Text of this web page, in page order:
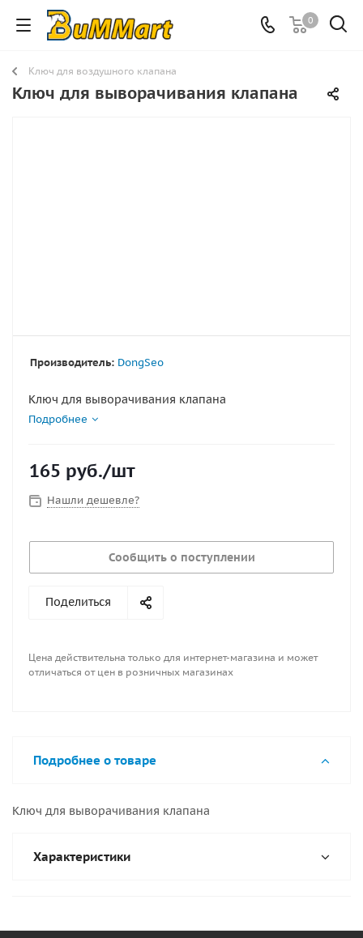
0
Ключ для воздушного клапана
Ключ для выворачивания клапана
Производитель: DongSeo
Ключ для выворачивания клапана
Подробнее
165 руб./шт
Нашли дешевле?
Сообщить о поступлении
Поделиться
Цена действительна только для интернет-магазина и может
отличаться от цен в розничных магазинах
Подробнее о товаре
Ключ для выворачивания клапана
Характеристики